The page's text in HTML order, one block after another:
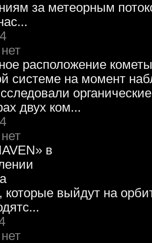
за метеорным
двух ком...
выйдут на